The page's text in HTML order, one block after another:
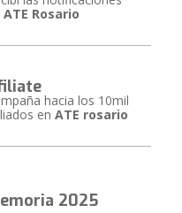
ATE Rosario
hacia los 10mil
en ATE rosario
2025